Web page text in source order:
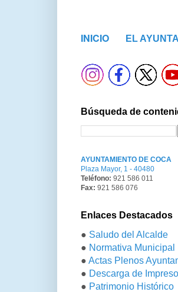
INICIO EL
Búsqueda de
AYUNTAMIENTO DE COCA
Plaza Mayor, 1 - 40480
Teléfono: 921 586 011
Fax: 921 586 076
Enlaces Destacados
● Saludo del Alcalde
● Normativa Municipal
● Actas Plenos
● Descarga de
● Patrimonio Histórico